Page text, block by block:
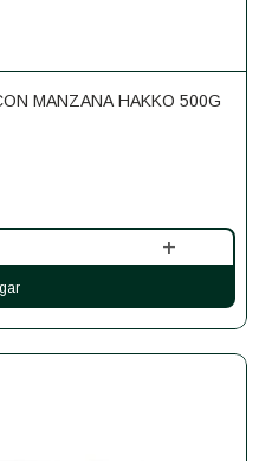
MANZANA HAKKO 500G
+